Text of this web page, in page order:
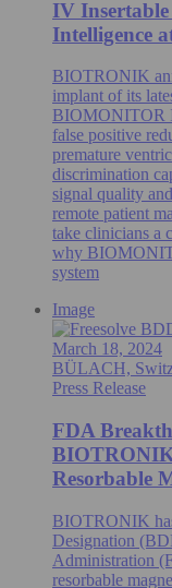
IV
Intelligence
BIOTRONIK
implant of its
BIOMONITOR
false positive
premature
discrimination
signal quality
remote patient
take clinicians a
why
system
Image
March 18, 2024
BÜLACH,
Press Release
FDA
Resorbable
BIOTRONIK
Designation
Administration
resorbable